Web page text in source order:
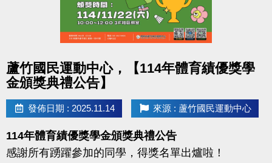
・活動與緊急狀況支援
・其他臨時交辦事項
・服務滿 1 年、150 小時可申請績效證明
・協助申請志工獎勵及榮譽卡
・每服務 2 小時＝150 點，可折抵泳池/健身房門票、
INBODY、桌球/撞球費用（限本人使用）
洽詢電話：03-263-9066 #103
蘆竹運動中心誠摯邀請你加入！
蘆竹國民運動中心，【114年體育績優獎學
金頒獎典禮公告】
發佈日期 : 2025.11.14 來源 : 蘆竹國民運動中心
114年體育績優獎學金頒獎典禮公告
感謝所有踴躍參加的同學，得獎名單出爐啦！